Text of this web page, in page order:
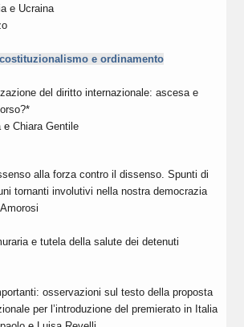
e Ucraina
e ordinamento
del diritto internazionale: ascesa e
eChiara Gentile
alla forza contro il dissenso. Spunti di
tornanti involutivi nella nostra democrazia
e tutela della salute dei detenuti
osservazioni sul testo della proposta
per l’introduzione del premierato in Italia